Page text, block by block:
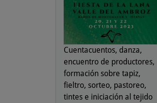
Cuentacuentos, danza,
encuentro de productores,
formación sobre tapiz,
fieltro, sorteo, pastoreo,
tintes e iniciación al tejido